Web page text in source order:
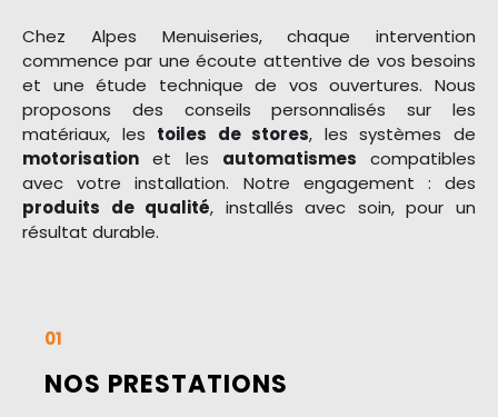
Chez Alpes Menuiseries, chaque intervention
commence par une écoute attentive de vos besoins
et une étude technique de vos ouvertures. Nous
proposons des conseils personnalisés sur les
matériaux, les toiles de stores, les systèmes de
motorisation et les automatismes compatibles
avec votre installation. Notre engagement : des
produits de qualité, installés avec soin, pour un
résultat durable.
01
NOS PRESTATIONS